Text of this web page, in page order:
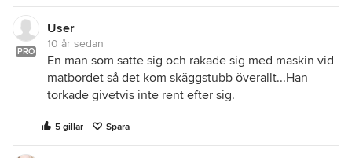
PRO
User
10 år sedan
En man som satte sig och rakade sig med maskin vid
matbordet så det kom skäggstubb överallt...Han
torkade givetvis inte rent efter sig.
5 gillar Spara